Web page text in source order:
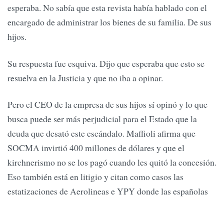
esperaba. No sabía que esta revista había hablado con el
encargado de administrar los bienes de su familia. De sus
hijos.
Su respuesta fue esquiva. Dijo que esperaba que esto se
resuelva en la Justicia y que no iba a opinar.
Pero el CEO de la empresa de sus hijos sí opinó y lo que
busca puede ser más perjudicial para el Estado que la
deuda que desató este escándalo. Maffioli afirma que
SOCMA invirtió 400 millones de dólares y que el
kirchnerismo no se los pagó cuando les quitó la concesión.
Eso también está en litigio y citan como casos las
estatizaciones de Aerolineas e YPY donde las españolas